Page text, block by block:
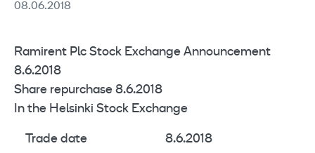
08.06.2018
Ramirent Plc Stock Exchange Announcement
8.6.2018
Share repurchase 8.6.2018
In the Helsinki Stock Exchange
Trade date 8.6.2018